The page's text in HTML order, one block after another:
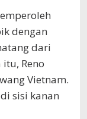
dengan
dari
Reno
Vietnam.
sisi kanan